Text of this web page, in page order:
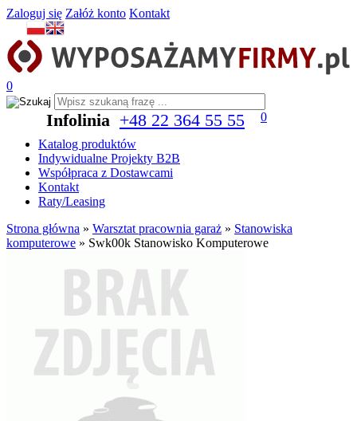
Zaloguj się Załóż konto Kontakt
0
Infolinia +48 22 364 55 55
0
Katalog produktów
Indywidualne Projekty B2B
Współpraca z Dostawcami
Kontakt
Raty/Leasing
Strona główna » Warsztat pracownia garaż » Stanowiska
komputerowe » Swk00k Stanowisko Komputerowe